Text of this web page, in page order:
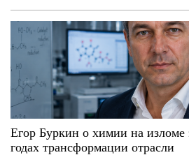
Егор Буркин о химии на изломе
годах трансформации отрасли